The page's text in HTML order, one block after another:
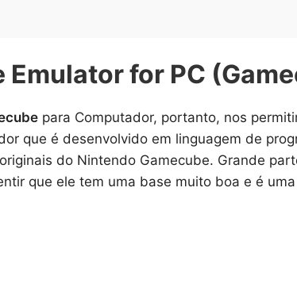
Emulator for PC
para Computador, portanto, nos
que é desenvolvido em linguagem de
do Nintendo Gamecube. Grande
que ele tem uma base muito boa e é